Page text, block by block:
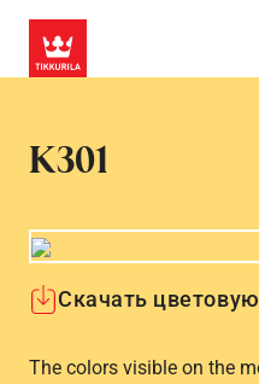
K301
Скачать
The colors visible on the